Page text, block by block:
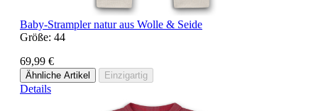
Baby-Strampler natur aus Wolle & Seide
Größe: 44
69,99 €
Ähnliche Artikel Einzigartig
Details